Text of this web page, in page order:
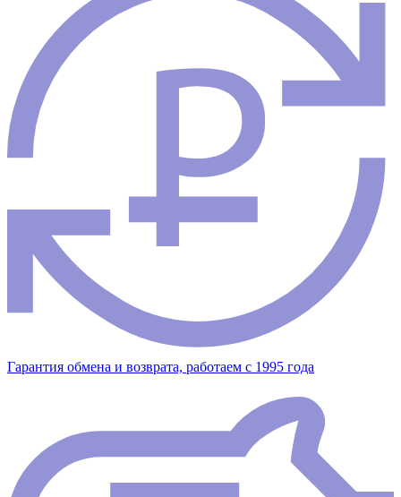
Гарантия обмена и возврата, работаем с 1995 года